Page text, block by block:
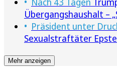
Übergangshaushalt –
Präsident unter
Sexualstraftäter
Mehr anzeigen